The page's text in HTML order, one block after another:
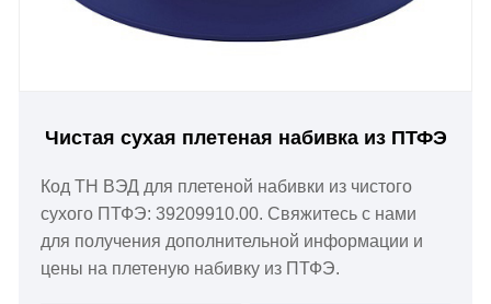
Чистая сухая плетеная набивка из ПТФЭ
Код ТН ВЭД для плетеной набивки из чистого
сухого ПТФЭ: 39209910.00. Свяжитесь с нами
для получения дополнительной информации и
цены на плетеную набивку из ПТФЭ.